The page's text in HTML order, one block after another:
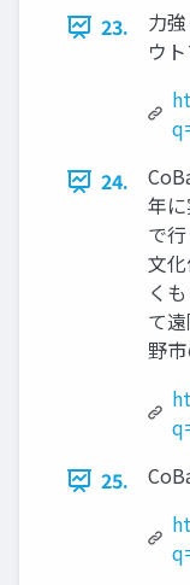
23.
力
ウ
24.
年
で
文
く
て
野
25.